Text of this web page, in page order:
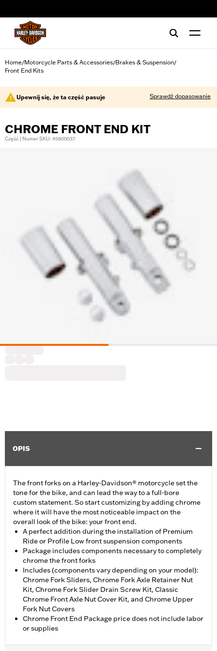
Home/Motorcycle Parts & Accessories/Brakes & Suspension/
Front End Kits
Upewnij się, że ta część pasuje Sprawdź dopasowanie
CHROME FRONT END KIT
Część | Numer SKU: 45800037
OPIS
The front forks on a Harley-Davidson® motorcycle set the
tone for the bike, and can lead the way to a full-bore
custom statement. So start customizing by adding chrome
where it will have the most noticeable impact on the
overall look of the bike: your front end.
A perfect addition during the installation of Premium
Ride or Profile Low front suspension components
Package includes components necessary to completely
chrome the front forks
Includes (components vary depending on your model):
Chrome Fork Sliders, Chrome Fork Axle Retainer Nut
Kit, Chrome Fork Slider Drain Screw Kit, Classic
Chrome Front Axle Nut Cover Kit, and Chrome Upper
Fork Nut Covers
Chrome Front End Package price does not include labor
or supplies